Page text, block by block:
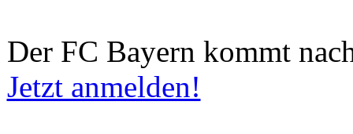
Der FC Bayern kommt
Jetzt anmelden!